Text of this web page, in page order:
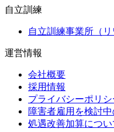
自立訓練
自立訓練事業所（リ
運営情報
会社概要
採用情報
プライバシーポリシ
障害者雇用を検討
処遇改善加算につ